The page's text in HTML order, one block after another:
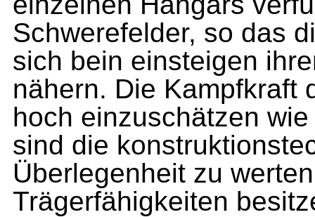
Schwerefelder, so das
sich bein einsteigen
nähern. Die Kampfkraft
hoch einzuschätzen
sind die
Überlegenheit zu
Trägerfähigkeiten